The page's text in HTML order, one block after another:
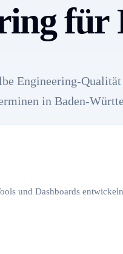
für
Engineering-
in Baden-
und Dashboards